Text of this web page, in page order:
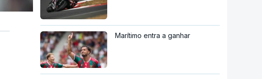
Marítimo entra a ganhar